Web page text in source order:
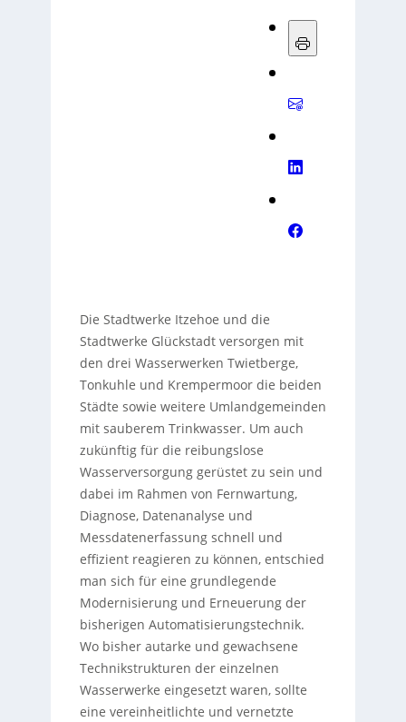
Die Stadtwerke Itzehoe und die
Stadtwerke Glückstadt versorgen mit
den drei Wasserwerken Twietberge,
Tonkuhle und Krempermoor die beiden
Städte sowie weitere Umlandgemeinden
mit sauberem Trinkwasser. Um auch
zukünftig für die reibungslose
Wasserversorgung gerüstet zu sein und
dabei im Rahmen von Fernwartung,
Diagnose, Datenanalyse und
Messdatenerfassung schnell und
effizient reagieren zu können, entschied
man sich für eine grundlegende
Modernisierung und Erneuerung der
bisherigen Automatisierungstechnik.
Wo bisher autarke und gewachsene
Technikstrukturen der einzelnen
Wasserwerke eingesetzt waren, sollte
eine vereinheitlichte und vernetzte